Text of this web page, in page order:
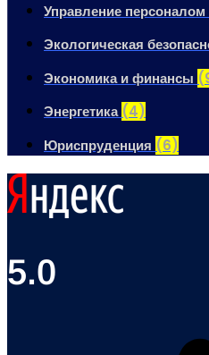
Управление
Экологическая
Экономика и финансы
Энергетика (4)
Юриспруденция (6)
5.0